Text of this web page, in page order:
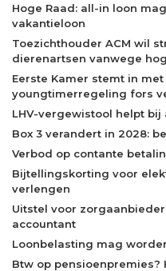
Hoge Raad: all-in loon
vakantieloon
Toezichthouder ACM wil
dierenartsen vanwege
Eerste Kamer stemt in
youngtimerregeling fors
LHV-vergewistool helpt
Box 3 verandert in 2028:
Verbod op contante
Bijtellingskorting voor
verlengen
Uitstel voor
accountant
Loonbelasting mag
Btw op pensioenpremies?